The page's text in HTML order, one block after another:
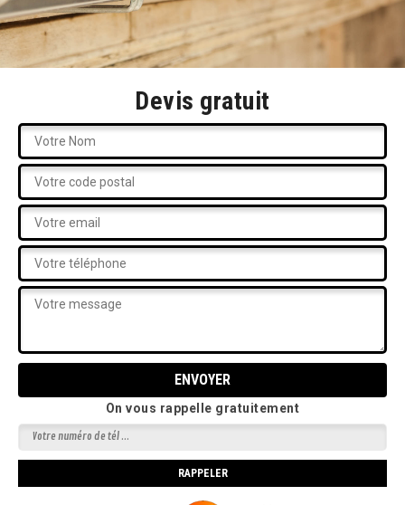
Devis gratuit
On vous rappelle gratuitement